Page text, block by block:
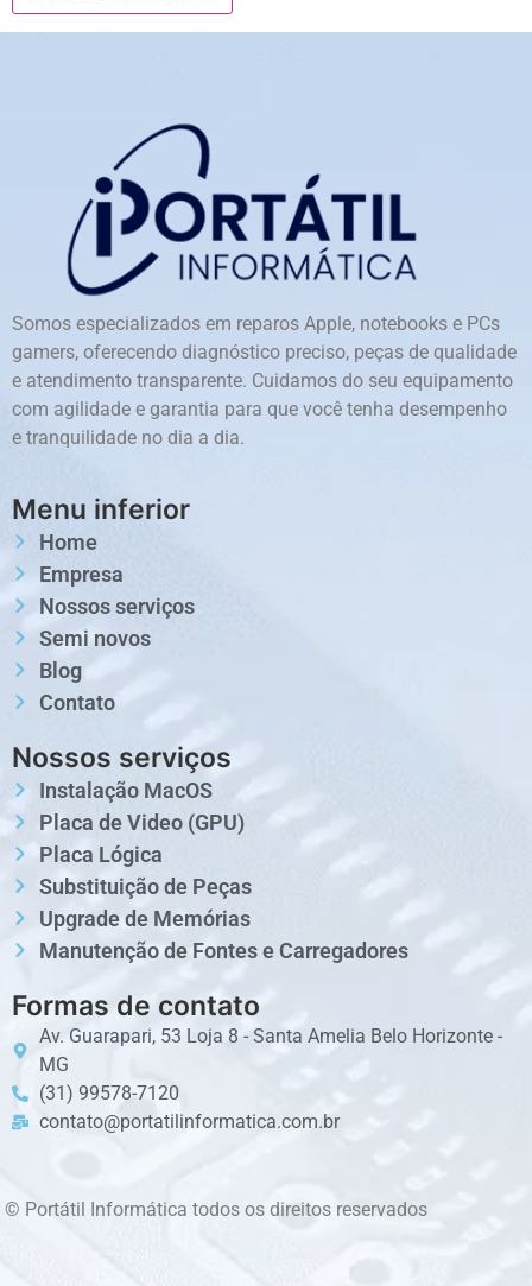
Somos especializados em reparos Apple, notebooks e PCs
gamers, oferecendo diagnóstico preciso, peças de qualidade
e atendimento transparente. Cuidamos do seu equipamento
com agilidade e garantia para que você tenha desempenho
e tranquilidade no dia a dia.
Menu inferior
Home
Empresa
Nossos serviços
Semi novos
Blog
Contato
Nossos serviços
Instalação MacOS
Placa de Video (GPU)
Placa Lógica
Substituição de Peças
Upgrade de Memórias
Manutenção de Fontes e Carregadores
Formas de contato
Av. Guarapari, 53 Loja 8 - Santa Amelia Belo Horizonte -
MG
(31) 99578-7120
contato@portatilinformatica.com.br
© Portátil Informática todos os direitos reservados